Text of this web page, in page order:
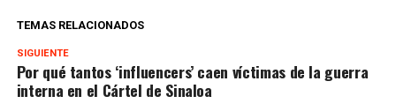
TEMAS RELACIONADOS
SIGUIENTE
Por qué tantos ‘influencers’ caen víctimas de la guerra
interna en el Cártel de Sinaloa